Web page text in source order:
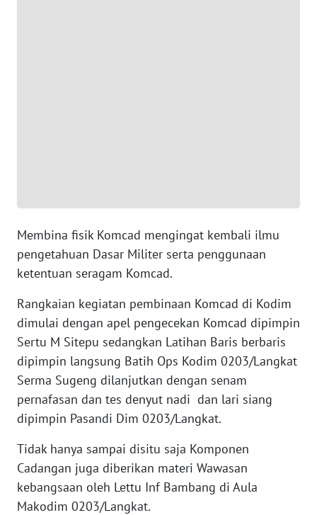
Membina fisik Komcad mengingat kembali ilmu
pengetahuan Dasar Militer serta penggunaan
ketentuan seragam Komcad.
Rangkaian kegiatan pembinaan Komcad di Kodim
dimulai dengan apel pengecekan Komcad dipimpin
Sertu M Sitepu sedangkan Latihan Baris berbaris
dipimpin langsung Batih Ops Kodim 0203/Langkat
Serma Sugeng dilanjutkan dengan senam
pernafasan dan tes denyut nadi dan lari siang
dipimpin Pasandi Dim 0203/Langkat.
Tidak hanya sampai disitu saja Komponen
Cadangan juga diberikan materi Wawasan
kebangsaan oleh Lettu Inf Bambang di Aula
Makodim 0203/Langkat.
WN
WN
SULTRA
NTB
WN
SULTENG
WN
WN
BABEL